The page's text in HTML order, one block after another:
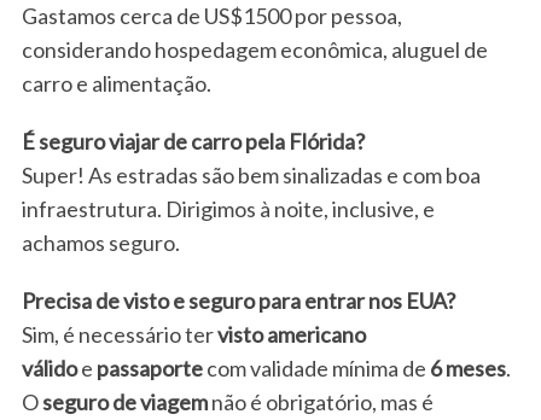
Gastamos cerca de US$1500 por pessoa,
considerando hospedagem econômica, aluguel de
carro e alimentação.
É seguro viajar de carro pela Flórida?
Super! As estradas são bem sinalizadas e com boa
infraestrutura. Dirigimos à noite, inclusive, e
achamos seguro.
Precisa de visto e seguro para entrar nos EUA?
Sim, é necessário tervisto americano
válidoe passaportecom validade mínima de 6 meses.
Oseguro de viagemnão é obrigatório, mas é